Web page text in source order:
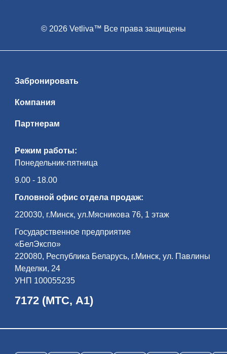
Режим работы:
Понедельник-пятница
9.00 - 18.00
Головной офис отдела продаж:
220030, г.Минск, ул.Мясникова 76, 1 этаж
Государственное предприятие
«БелЭкспо»
220080, Республика Беларусь, г.Минск, ул. Павлины
Меделки, 24
УНП 100055235
7172 (МТС, А1)
Забронировать
Компания
Партнерам
© 2026 Vetliva™ Все права защищены